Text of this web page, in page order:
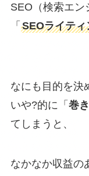
SEO（検索エン
「 SEOライティ
なにも目的を決
いや?的に「 巻
てしまうと、
なかなか収益の